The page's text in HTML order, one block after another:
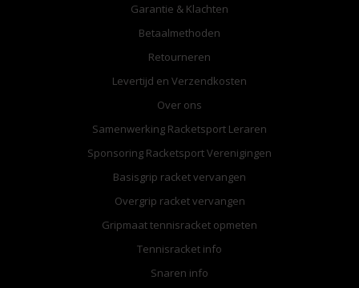
Garantie & Klachten
Betaalmethoden
Retourneren
Levertijd en Verzendkosten
Over ons
Samenwerking Racketsport Leraren
Sponsoring Racketsport Verenigingen
Basisgrip racket vervangen
Overgrip racket vervangen
Gripmaat tennisracket opmeten
Tennisracket info
Snaren info